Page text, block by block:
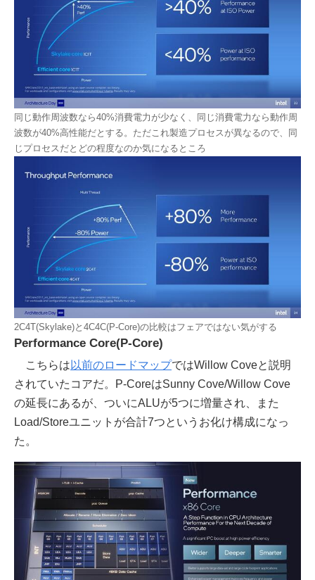
同じ動作周波数なら40%消費電力が少なく、同じ消費電力なら動作周
波数が40%高性能だとする。ただこれ製造プロセスが異なるので、同
じプロセスだとどの程度なのか気になるところ
2C4T(Skylake)と4C4C(P-Core)の比較はフェアではない気がする
Performance Core(P-Core)
こちらは 以前のロードマップではWillow Coveと説明
されていたコアだ。P-CoreはSunny Cove/Willow Cove
の延長にあるが、ついにALUが5つに増量され、また
Load/Storeユニットが合計7つというお化け構成になっ
た。